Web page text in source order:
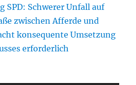
SPD: Schwerer Unfall auf
zwischen Afferde und
konsequente Umsetzung
erforderlich